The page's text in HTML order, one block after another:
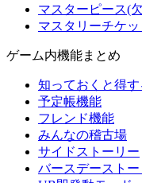
マスターピース(
マスタリーチケ
ゲーム内機能まとめ
知っておくと得
予定帳機能
フレンド機能
みんなの稽古場
サイドストーリー
バースデーストー